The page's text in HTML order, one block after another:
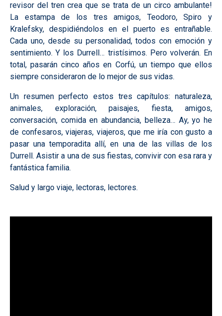
revisor del tren crea que se trata de un circo ambulante!
La estampa de los tres amigos, Teodoro, Spiro y
Kralefsky, despidiéndolos en el puerto es entrañable.
Cada uno, desde su personalidad, todos con emoción y
sentimiento. Y los Durrell… tristísimos. Pero volverán. En
total, pasarán cinco años en Corfú, un tiempo que ellos
siempre consideraron de lo mejor de sus vidas.
Un resumen perfecto estos tres capítulos: naturaleza,
animales, exploración, paisajes, fiesta, amigos,
conversación, comida en abundancia, belleza… Ay, yo he
de confesaros, viajeras, viajeros, que me iría con gusto a
pasar una temporadita allí, en una de las villas de los
Durrell. Asistir a una de sus fiestas, convivir con esa rara y
fantástica familia.
Salud y largo viaje, lectoras, lectores.